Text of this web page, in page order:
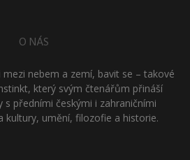
O NÁS
nebem a zemí, bavit se – takové
který svým čtenářům přináší
s předními českými i zahraničními
kultury, umění, filozofie a historie.